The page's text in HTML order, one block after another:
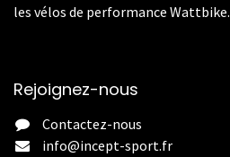
les vélos de performance Wattbike.
Rejoignez-nous
Contactez-nous
info@incept-sport.fr